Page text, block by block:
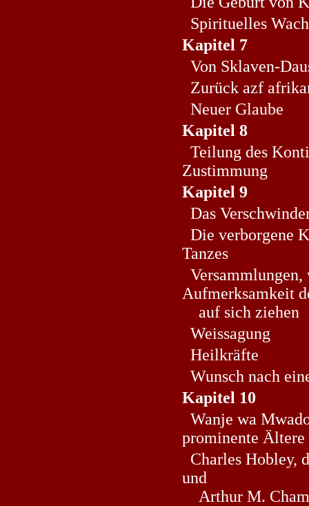
Spirituelles
Kapitel 7
Von Sklaven-
Zurück azf
Neuer Glaube
Kapitel 8
Teilung des
Zustimmung
Kapitel 9
Das
Die verborgene
Tanzes
Versammlungen,
Aufmerksamkeit
auf sich ziehen
Weissagung
Heilkräfte
Wunsch nach
Kapitel 10
Wanje wa
prominente Ältere
Charles Hobley,
und
Arthur M.